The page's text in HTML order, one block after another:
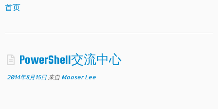
首页
PowerShell交流中心
2014年8月15日 来自 Mooser Lee